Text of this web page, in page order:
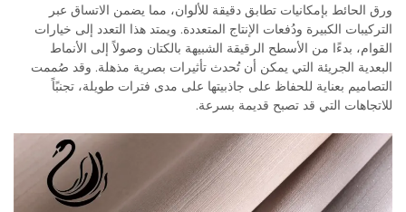
ورق الحائط بإمكانيات تطابق دقيقة للألوان، مما يضمن الاتساق عبر
التركيبات الكبيرة ودُفعات الإنتاج المتعددة. ويمتد هذا التعدد إلى خيارات
القوام، بدءًا من الأسطح الرقيقة الشبيهة بالكتان وصولاً إلى الأنماط
البعدية الجريئة التي يمكن أن تُحدث تأثيرات بصرية مذهلة. وقد صُممت
التصاميم بعناية للحفاظ على جاذبيتها على مدى فترات طويلة، تجنبًاً
للاتجاهات التي قد تصبح قديمة بسرعة.